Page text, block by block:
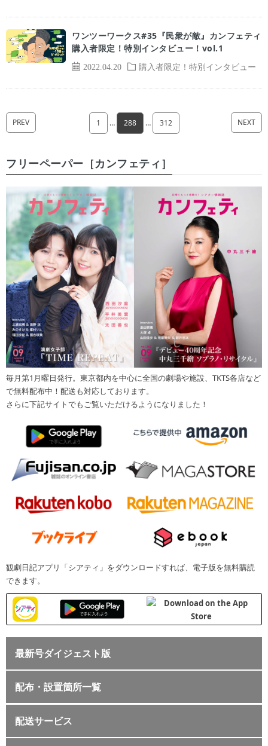
2022.04.20 購入者限定！特別インタビュー
ワンツーワークス#35『民衆が敵』カンフェティ
購入者限定！特別インタビュー！vol.1
PREV 1 … 288 … 312 NEXT
フリーペーパー［カンフェティ］
毎月第1月曜日発行。東京都内を中心に全国の劇場や施設、TKTS各店など
で無料配布中！配送も対応しております。
さらに下記サイトでもご覧いただけるようになりました！
観劇日記アプリ「シアティ」をダウンロードすれば、電子版を無料購読
できます。
最新号ダイジェスト版
配布・設置箇所一覧
配送サービス